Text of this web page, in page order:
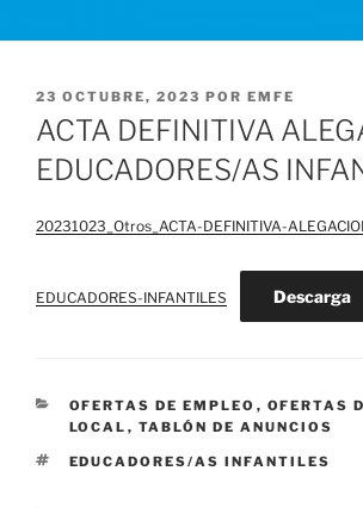
PUBLICADO
EL
23 OCTUBRE, 2023 POR EMFE
ACTA DEFINITIVA
EDUCADORES/AS
20231023_Otros_ACTA-DEFINITIVA-
EDUCADORES-INFANTILES Descarga
CATEGORÍAS
OFERTAS DE EMPLEO , OFERTAS
LOCAL , TABLÓN DE ANUNCIOS
ETIQUETAS
EDUCADORES/AS INFANTILES